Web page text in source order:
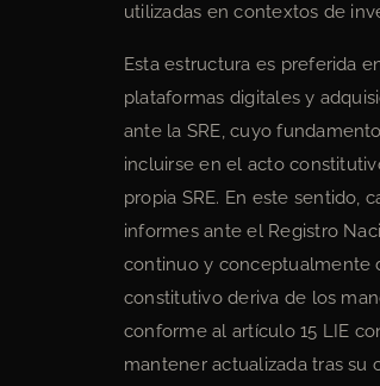
utilizadas en contextos de
Esta estructura es preferida
plataformas digitales y
ante la SRE, cuyo
incluirse en el acto
propia SRE. En este sentido,
informes ante el Registro
continuo y conceptualmente
constitutivo deriva de los
conforme al artículo 15 LIE
mantener actualizada tras su